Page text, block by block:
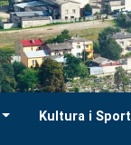
Kultura i Sport